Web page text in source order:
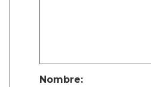
Nombre: